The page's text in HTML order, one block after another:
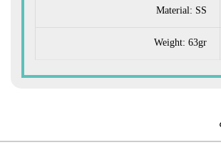
Material: SS
Weight: 63gr